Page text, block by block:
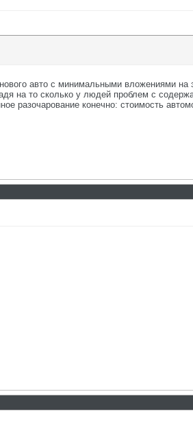
авто с минимальными вложениями на
на то сколько у людей проблем с
разочарование конечно: стоимость